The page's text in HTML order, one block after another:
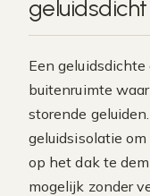
Een
buitenruimte
storende
geluidsisolatie
op het dak te
mogelijk zonder